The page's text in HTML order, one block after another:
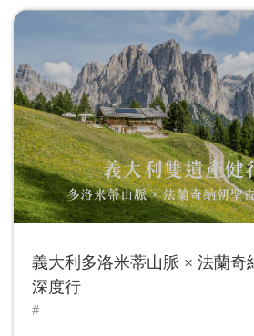
義大利多洛米蒂山脈 × 法蘭奇
深度行